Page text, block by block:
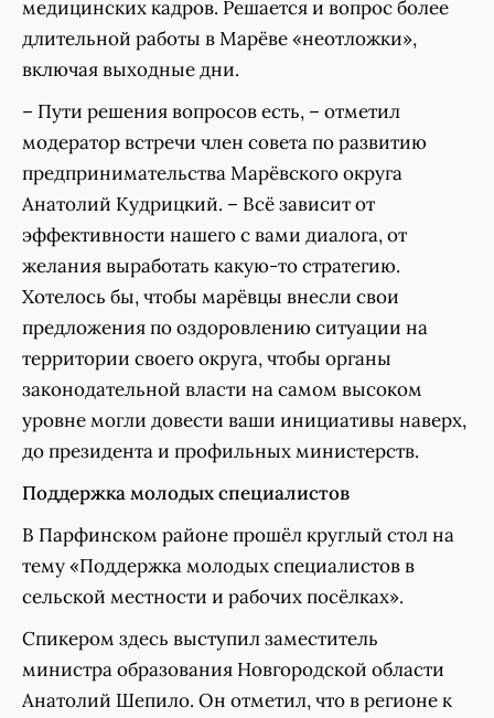
медицинских кадров. Решается и вопрос более
длительной работы в Марёве «неотложки»,
включая выходные дни.
– Пути решения вопросов есть, – отметил
модератор встречи член совета по развитию
предпринимательства Марёвского округа
Анатолий Кудрицкий. – Всё зависит от
эффективности нашего с вами диалога, от
желания выработать какую-то стратегию.
Хотелось бы, чтобы марёвцы внесли свои
предложения по оздоровлению ситуации на
территории своего округа, чтобы органы
законодательной власти на самом высоком
уровне могли довести ваши инициативы наверх,
до президента и профильных министерств.
Поддержка молодых специалистов
В Парфинском районе прошёл круглый стол на
тему «Поддержка молодых специалистов в
сельской местности и рабочих посёлках».
Спикером здесь выступил заместитель
министра образования Новгородской области
Анатолий Шепило. Он отметил, что в регионе к